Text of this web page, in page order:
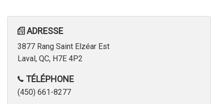
ADRESSE
3877 Rang Saint Elzéar Est
Laval, QC, H7E 4P2
TÉLÉPHONE
(450) 661-8277